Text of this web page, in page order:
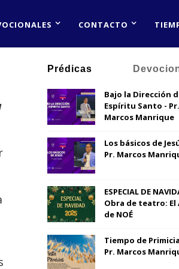
CONTACTO
Prédicas
Bajo la Dirección
Espíritu Santo - Pr.
Marcos Manrique
Los básicos de
Pr. Marcos
ESPECIAL DE
Obra de teatro: El
de NOÉ
Tiempo de
Pr. Marcos